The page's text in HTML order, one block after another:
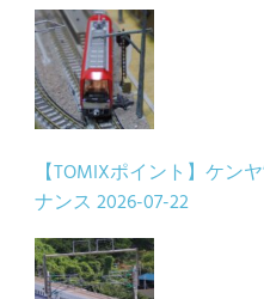
【TOMIXポイント】ケン
ナンス 2026-07-22